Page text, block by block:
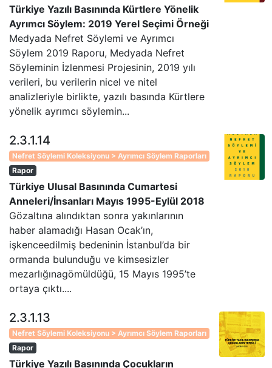
Türkiye Yazılı Basınında Kürtlere Yönelik
Ayrımcı Söylem: 2019 Yerel Seçimi Örneği
Medyada Nefret Söylemi ve Ayrımcı
Söylem 2019 Raporu, Medyada Nefret
Söyleminin İzlenmesi Projesinin, 2019 yılı
verileri, bu verilerin nicel ve nitel
analizleriyle birlikte, yazılı basında Kürtlere
yönelik ayrımcı söylemin...
2.3.1.14
Nefret Söylemi Koleksiyonu > Ayrımcı Söylem Raporları
Rapor
Türkiye Ulusal Basınında Cumartesi
Anneleri/İnsanları Mayıs 1995-Eylül 2018
Gözaltına alındıktan sonra yakınlarının
haber alamadığı Hasan Ocak’ın,
işkenceedilmiş bedeninin İstanbul’da bir
ormanda bulunduğu ve kimsesizler
mezarlığınagömüldüğü, 15 Mayıs 1995’te
ortaya çıktı....
2.3.1.13
Nefret Söylemi Koleksiyonu > Ayrımcı Söylem Raporları
Rapor
Türkiye Yazılı Basınında Çocukların